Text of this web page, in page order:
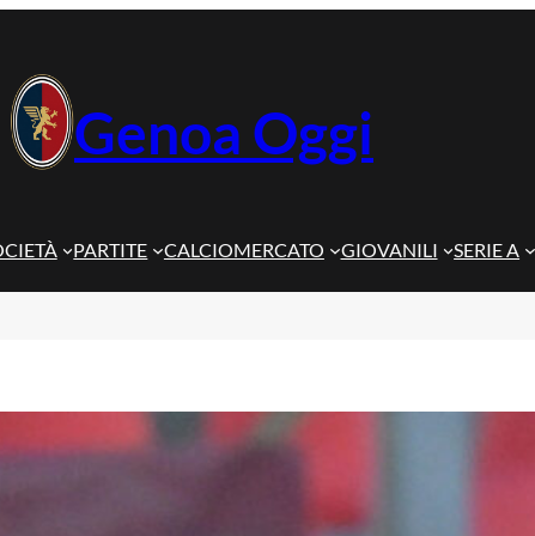
Genoa Oggi
PARTITE CALCIOMERCATO GIOVANILI SERIE A